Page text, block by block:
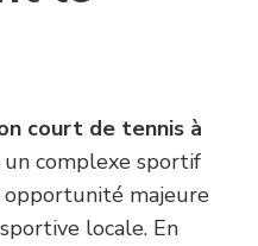
court de tennis à
un complexe sportif
majeure
locale. En